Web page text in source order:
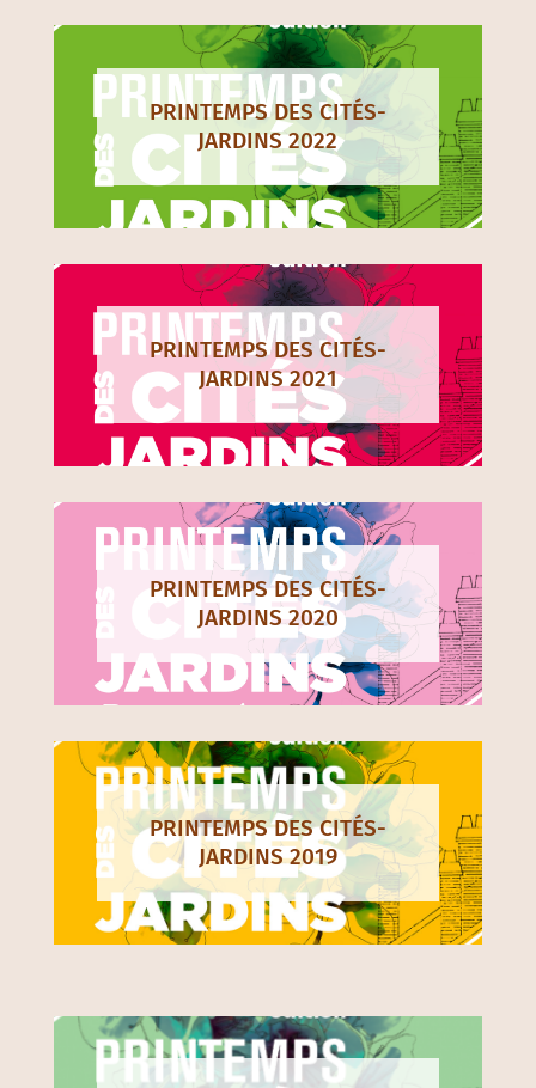
PRINTEMPS DES CITÉS-
JARDINS 2022
PRINTEMPS DES CITÉS-
JARDINS 2021
PRINTEMPS DES CITÉS-
JARDINS 2020
PRINTEMPS DES CITÉS-
JARDINS 2019